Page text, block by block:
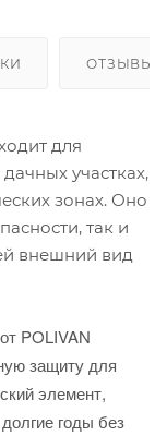
ОТЗЫВЫ
для
участках,
зонах. Оно
так и
внешний вид
POLIVAN
защиту для
элемент,
годы без